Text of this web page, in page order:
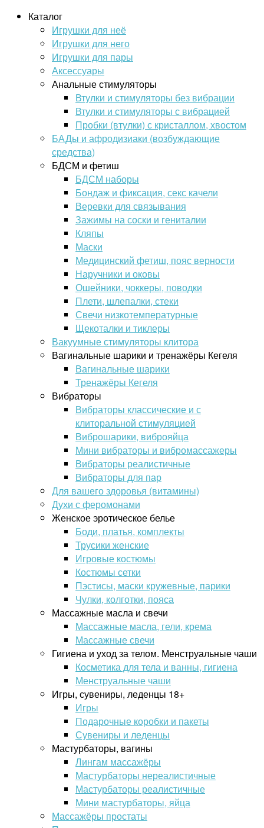
Каталог
Игрушки для неё
Игрушки для него
Игрушки для пары
Аксессуары
Анальные стимуляторы
Втулки и стимуляторы без вибрации
Втулки и стимуляторы с вибрацией
Пробки (втулки) с кристаллом, хвостом
БАДы и афродизиаки (возбуждающие
средства)
БДСМ и фетиш
БДСМ наборы
Бондаж и фиксация, секс качели
Веревки для связывания
Зажимы на соски и гениталии
Кляпы
Маски
Медицинский фетиш, пояс верности
Наручники и оковы
Ошейники, чоккеры, поводки
Плети, шлепалки, стеки
Свечи низкотемпературные
Щекоталки и тиклеры
Вакуумные стимуляторы клитора
Вагинальные шарики и тренажёры Кегеля
Вагинальные шарики
Тренажёры Кегеля
Вибраторы
Вибраторы классические и с
клиторальной стимуляцией
Виброшарики, виброяйца
Мини вибраторы и вибромассажеры
Вибраторы реалистичные
Вибраторы для пар
Для вашего здоровья (витамины)
Духи с феромонами
Женское эротическое белье
Боди, платья, комплекты
Трусики женские
Игровые костюмы
Костюмы сетки
Пэстисы, маски кружевные, парики
Чулки, колготки, пояса
Массажные масла и свечи
Массажные масла, гели, крема
Массажные свечи
Гигиена и уход за телом. Менструальные чаши
Косметика для тела и ванны, гигиена
Менструальные чаши
Игры, сувениры, леденцы 18+
Игры
Подарочные коробки и пакеты
Сувениры и леденцы
Мастурбаторы, вагины
Лингам массажёры
Мастурбаторы нереалистичные
Мастурбаторы реалистичные
Мини мастурбаторы, яйца
Массажёры простаты